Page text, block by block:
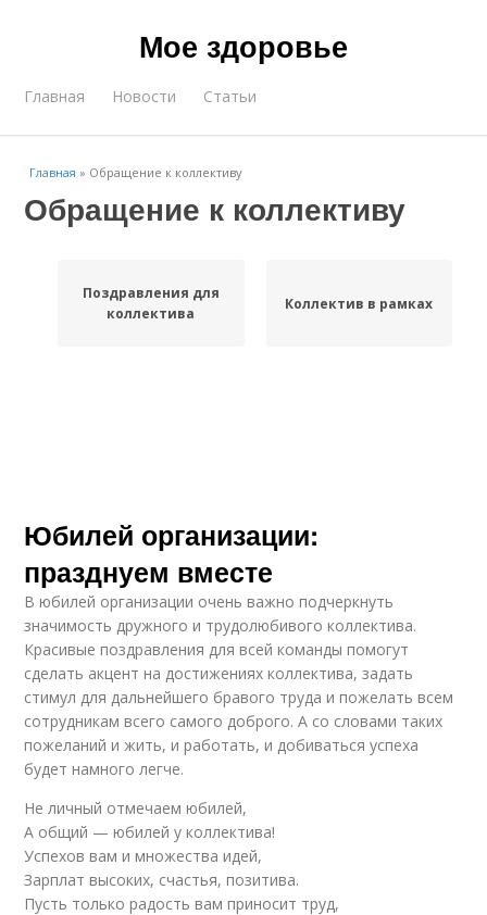
Мое здоровье
Главная Новости Статьи
Главная » Обращение к коллективу
Обращение к коллективу
Поздравления для
коллектива
Коллектив в рамках
Юбилей организации:
празднуем вместе
В юбилей организации очень важно подчеркнуть
значимость дружного и трудолюбивого коллектива.
Красивые поздравления для всей команды помогут
сделать акцент на достижениях коллектива, задать
стимул для дальнейшего бравого труда и пожелать всем
сотрудникам всего самого доброго. А со словами таких
пожеланий и жить, и работать, и добиваться успеха
будет намного легче.
Не личный отмечаем юбилей,
А общий — юбилей у коллектива!
Успехов вам и множества идей,
Зарплат высоких, счастья, позитива.
Пусть только радость вам приносит труд,